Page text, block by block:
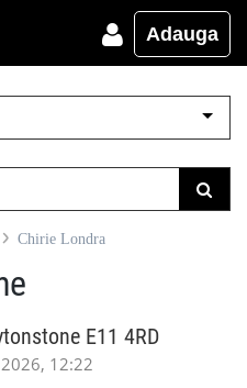
Adauga
Chirie Londra
E11 4RD
12:22